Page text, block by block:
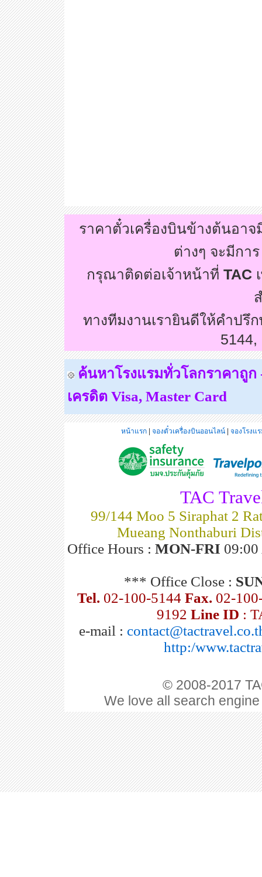
ราคาตั๋วเครื่องบินข้างต้นอา
ต่างๆ จะมีกา
กรุณาติดต่อเจ้าหน้าที่ TAC
ทางทีมงานเรายินดีให้คำปรึ
5144,
ค้นหาโรงแรมทั่วโลกราคาถู
เครดิต Visa, Master Card
หน้าแรก จองตั๋วเครื่องบินออนไลน์ จองโรงแ
TAC
99/144 Moo 5 Siraphat 2
Mueang Nonthaburi
Office Hours : MON-FRI
*** Office Close :
Tel. 02-100-5144 Fax. 02-
9192 Line ID :
e-mail :
http:/
© 2008-2017
We love all search engine